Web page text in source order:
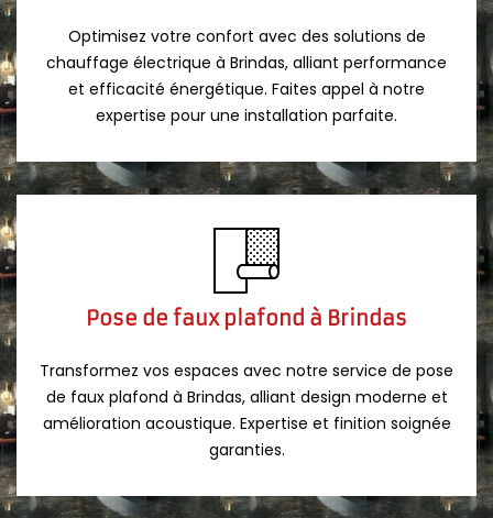
Optimisez votre confort avec des solutions de
chauffage électrique à Brindas, alliant performance
et efficacité énergétique. Faites appel à notre
expertise pour une installation parfaite.
Pose de faux plafond à Brindas
Transformez vos espaces avec notre service de pose
de faux plafond à Brindas, alliant design moderne et
amélioration acoustique. Expertise et finition soignée
garanties.